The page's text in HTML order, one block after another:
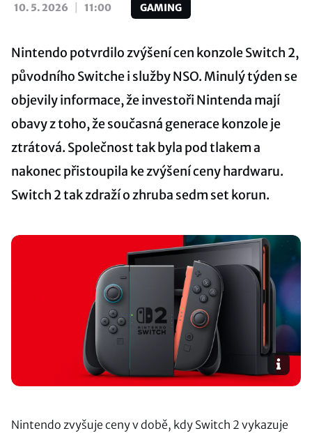
10. 5. 2026 11:00 GAMING
Nintendo potvrdilo zvýšení cen konzole Switch 2,
původního Switche i služby NSO. Minulý týden se
objevily informace, že investoři Nintenda mají
obavy z toho, že současná generace konzole je
ztrátová. Společnost tak byla pod tlakem a
nakonec přistoupila ke zvýšení ceny hardwaru.
Switch 2 tak zdraží o zhruba sedm set korun.
Nintendo zvyšuje ceny v době, kdy Switch 2 vykazuje